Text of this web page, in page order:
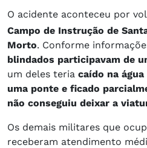
O acidente aconteceu por
Campo de Instrução de
Morto. Conforme
blindados participavam de
um deles teria caído na
uma ponte e ficado
não conseguiu deixar a
Os demais militares que
receberam atendimento